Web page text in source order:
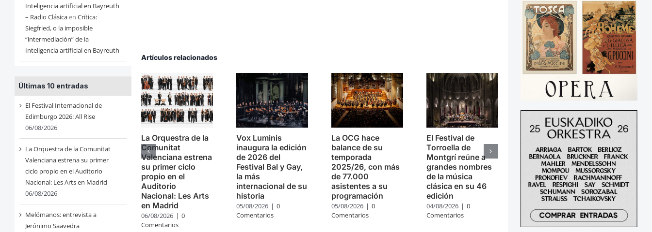
Inteligencia artificial en Bayreuth
– Radio Clásicaen Crítica:
Siegfried, o la imposible
“intermediación” de la
Inteligencia artificial en Bayreuth
Últimas 10 entradas
El Festival Internacional de
Edimburgo 2026: All Rise
06/08/2026
La Orquestra de la Comunitat
Valenciana estrena su primer
ciclo propio en el Auditorio
Nacional: Les Arts en Madrid
06/08/2026
Melómanos: entrevista a
Jerónimo Saavedra
Artículos relacionados
La Orquestra de la
Comunitat
Valenciana estrena
su primer ciclo
propio en el
Auditorio
Nacional: Les Arts
en Madrid
06/08/2026 | 0
Comentarios
Vox Luminis
inaugura la edición
de 2026 del
Festival Bal y Gay,
la más
internacional de su
historia
05/08/2026 | 0
Comentarios
La OCG hace
balance de su
temporada
2025/26, con más
de 77.000
asistentes a su
programación
05/08/2026 | 0
Comentarios
El Festival de
Torroella de
Montgrí reúne a
grandes nombres
de la música
clásica en su 46
edición
04/08/2026 | 0
Comentarios